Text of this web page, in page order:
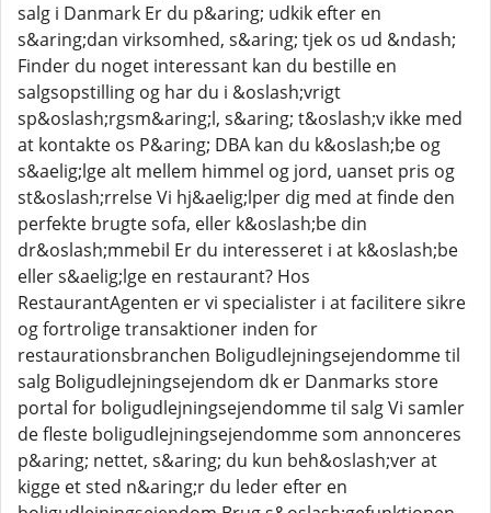
salg i Danmark Er du p&aring; udkik efter en
s&aring;dan virksomhed, s&aring; tjek os ud &ndash;
Finder du noget interessant kan du bestille en
salgsopstilling og har du i &oslash;vrigt
sp&oslash;rgsm&aring;l, s&aring; t&oslash;v ikke med
at kontakte os P&aring; DBA kan du k&oslash;be og
s&aelig;lge alt mellem himmel og jord, uanset pris og
st&oslash;rrelse Vi hj&aelig;lper dig med at finde den
perfekte brugte sofa, eller k&oslash;be din
dr&oslash;mmebil Er du interesseret i at k&oslash;be
eller s&aelig;lge en restaurant? Hos
RestaurantAgenten er vi specialister i at facilitere sikre
og fortrolige transaktioner inden for
restaurationsbranchen Boligudlejningsejendomme til
salg Boligudlejningsejendom dk er Danmarks store
portal for boligudlejningsejendomme til salg Vi samler
de fleste boligudlejningsejendomme som annonceres
p&aring; nettet, s&aring; du kun beh&oslash;ver at
kigge et sted n&aring;r du leder efter en